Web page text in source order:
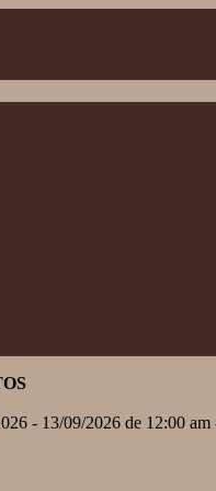
- 13/09/2026 de 12:00 am